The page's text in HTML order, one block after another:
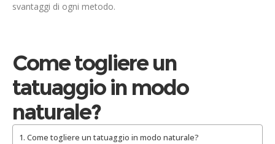
svantaggi di ogni metodo.
Come togliere un
tatuaggio in modo
naturale?
Come togliere un tatuaggio in modo naturale?